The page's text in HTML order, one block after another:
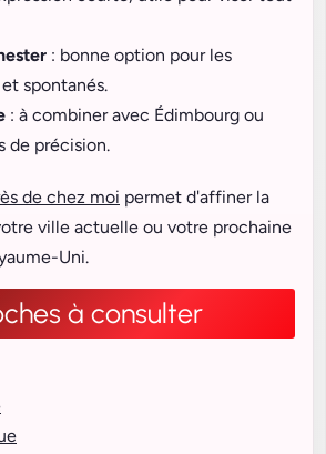
: bonne option pour les
spontanés.
: à combiner avec Édimbourg ou
de précision.
de chez moi permet d'affiner la
ville actuelle ou votre prochaine
Uni.
à consulter